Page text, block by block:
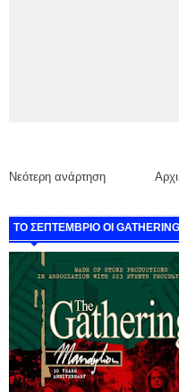
Νεότερη ανάρτηση
ΤΟ ΣΕΠΤΕΜΒΡΙΟ ΟΙ